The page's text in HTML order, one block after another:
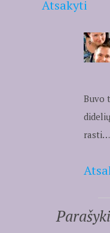
Atsakyti
Buvo
rasti…